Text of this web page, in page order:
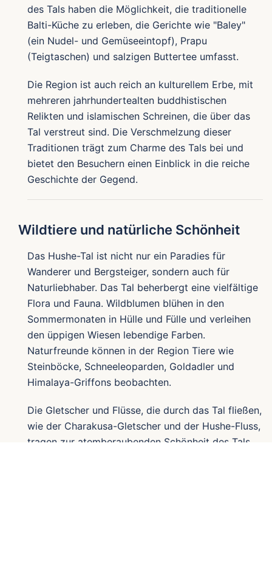
des Tals haben die Möglichkeit, die traditionelle
Balti-Küche zu erleben, die Gerichte wie "Baley"
(ein Nudel- und Gemüseeintopf), Prapu
(Teigtaschen) und salzigen Buttertee umfasst.
Die Region ist auch reich an kulturellem Erbe, mit
mehreren jahrhundertealten buddhistischen
Relikten und islamischen Schreinen, die über das
Tal verstreut sind. Die Verschmelzung dieser
Traditionen trägt zum Charme des Tals bei und
bietet den Besuchern einen Einblick in die reiche
Geschichte der Gegend.
Wildtiere und natürliche Schönheit
Das Hushe-Tal ist nicht nur ein Paradies für
Wanderer und Bergsteiger, sondern auch für
Naturliebhaber. Das Tal beherbergt eine vielfältige
Flora und Fauna. Wildblumen blühen in den
Sommermonaten in Hülle und Fülle und verleihen
den üppigen Wiesen lebendige Farben.
Naturfreunde können in der Region Tiere wie
Steinböcke, Schneeleoparden, Goldadler und
Himalaya-Griffons beobachten.
Die Gletscher und Flüsse, die durch das Tal fließen,
wie der Charakusa-Gletscher und der Hushe-Fluss,
tragen zur atemberaubenden Schönheit des Tals